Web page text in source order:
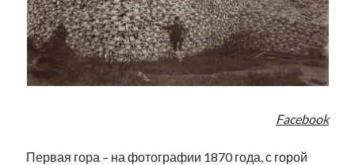
Facebook
Первая гора – на фотографии 1870 года, с горой